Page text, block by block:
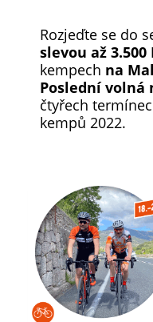
Rozjeďte se do
slevou až 3.500
kempech na
Poslední volná
čtyřech
kempů 2022.